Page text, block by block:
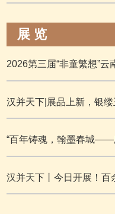
展 览
2026第三届“非童繁想”云
汉并天下|展品上新，银缕
“百年铸魂，翰墨春城——
汉并天下丨今日开展！百